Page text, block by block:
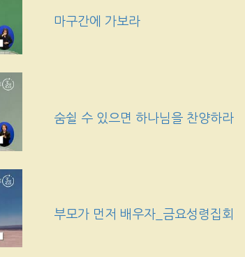
마구간에 가보라
숨쉴 수 있으면 하나님을 찬양하라
부모가 먼저 배우자_금요성령집회